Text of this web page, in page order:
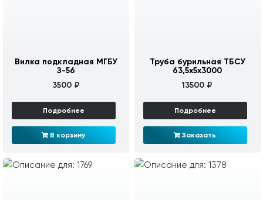
Вилка подкладная МГБУ
З-56
3500 ₽
Подробнее
В корзину
Труба бурильная ТБСУ
63,5х5х3000
13500 ₽
Подробнее
Заказать